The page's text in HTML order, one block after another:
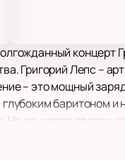
концерт
Григорий Лепс –
– это мощный
баритоном
На концерте
уже успели